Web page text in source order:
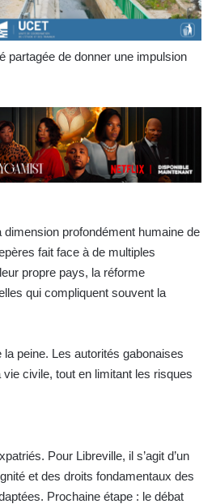
partagée de donner une impulsion
profondément humaine de
fait face à de multiples
propre pays, la réforme
qui compliquent souvent la
peine. Les autorités gabonaises
vie civile, tout en limitant les risques
Pour Libreville, il s’agit d’un
et des droits fondamentaux des
Prochaine étape : le débat